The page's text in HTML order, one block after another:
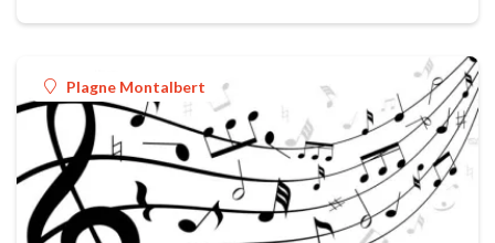
Plagne Montalbert